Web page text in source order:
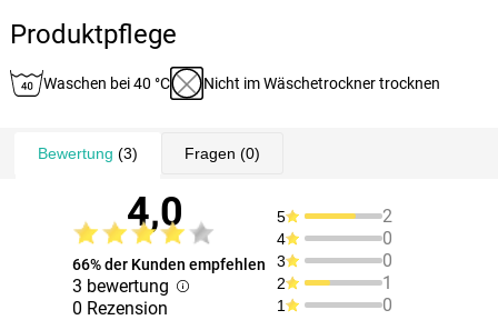
Produktpflege
Waschen bei 40 °C Nicht im Wäschetrockner trocknen
Bewertung (3) Fragen (0)
4,0
66% der Kunden empfehlen
3 bewertung
0 Rezension
5 2
4 0
3 0
2 1
1 0